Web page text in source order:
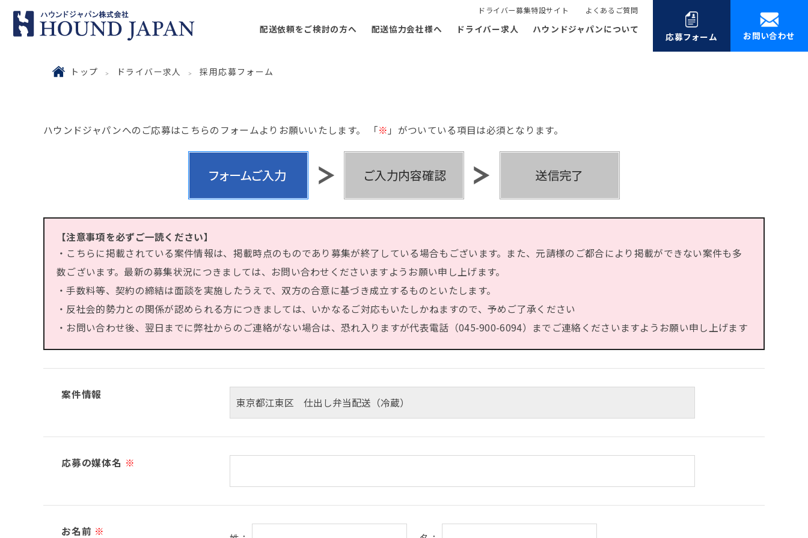
ドライバー募集特設サイト よくあるご質問
配送依頼をご検討の方へ 配送協力会社様へ ドライバー求人 ハウンドジャパンについて
応募フォーム お問い合わせ
トップ ドライバー求人 採用応募フォーム
ハウンドジャパンへのご応募はこちらのフォームよりお願いいたします。 「※ 」がついている項目は必須となります。
【注意事項を必ずご一読ください】
・こちらに掲載されている案件情報は、掲載時点のものであり募集が終了している場合もございます。また、元請様のご都合により掲載ができない案件も多
数ございます。最新の募集状況につきましては、お問い合わせくださいますようお願い申し上げます。
・手数料等、契約の締結は面談を実施したうえで、双方の合意に基づき成立するものといたします。
・反社会的勢力との関係が認められる方につきましては、いかなるご対応もいたしかねますので、予めご了承ください
・お問い合わせ後、翌日までに弊社からのご連絡がない場合は、恐れ入りますが代表電話（045-900-6094）までご連絡くださいますようお願い申し上げます
案件情報
応募の媒体名 ※
お名前 ※